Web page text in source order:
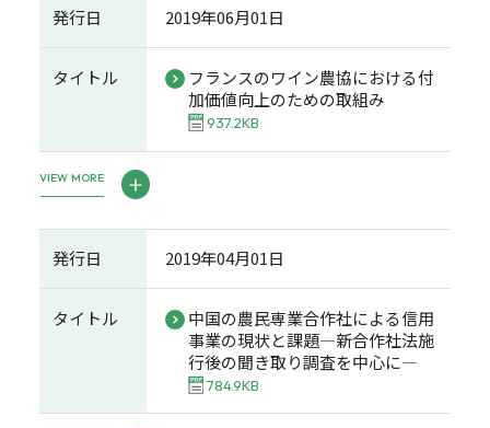
発行日 2019年06月01日
タイトル
フランスのワイン農協における付
加価値向上のための取組み
937.2KB
VIEW MORE
発行日 2019年04月01日
タイトル
中国の農民専業合作社による信用
事業の現状と課題―新合作社法施
行後の聞き取り調査を中心に―
784.9KB